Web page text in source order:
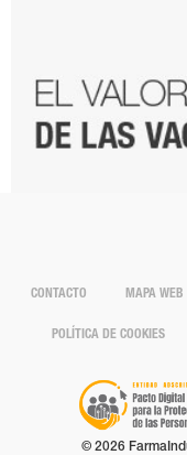
CONTACTO MAPA WEB
POLÍTICA DE COOKIES
© 2026